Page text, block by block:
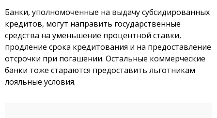
Банки, уполномоченные на выдачу субсидированных
кредитов, могут направить государственные
средства на уменьшение процентной ставки,
продление срока кредитования и на предоставление
отсрочки при погашении. Остальные коммерческие
банки тоже стараются предоставить льготникам
лояльные условия.